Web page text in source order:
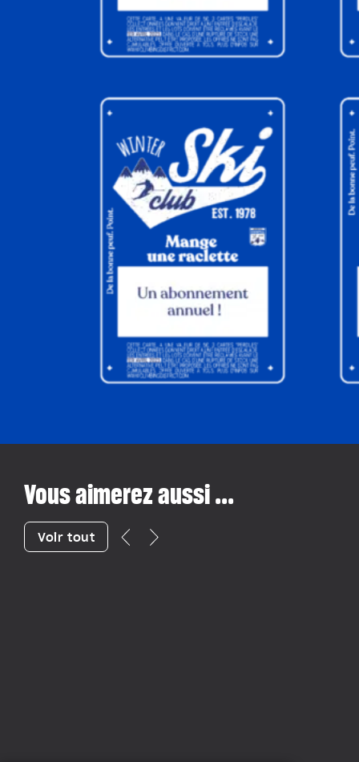
Vous aimerez aussi ...
Voir tout